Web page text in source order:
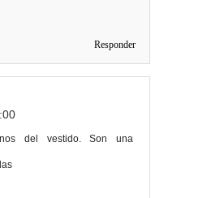
Responder
del vestido. Son una